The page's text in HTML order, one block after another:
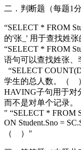
二．判断题（每题1
“SELECT * FROM
的'张_' 用于查找姓
“SELECT * FROM
语句可以查找姓张、
“SELECT
学生的总人数。（
HAVING子句用于对
而不是对单个记录。
" “SELECT * FROM
ON Student.Sno =
（ ）"